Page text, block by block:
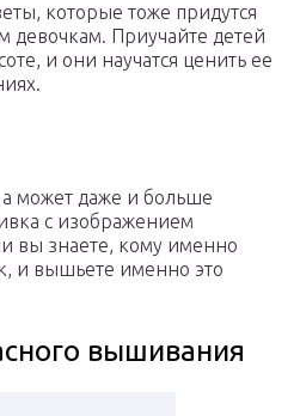
которые тоже придутся
девочкам. Приучайте детей
и они научатся ценить ее
может даже и больше
с изображением
вы знаете, кому именно
и вышьете именно это
вышивания